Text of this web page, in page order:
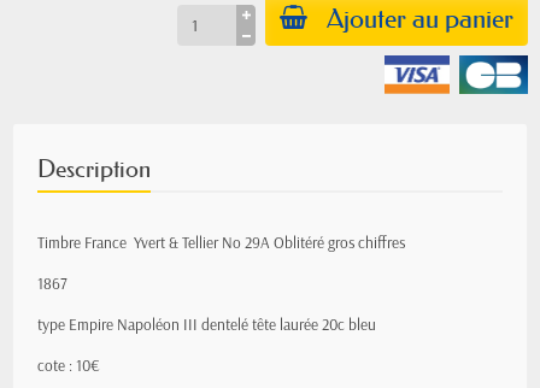
Ajouter au panier
Description
Timbre France Yvert & TellierNo 29A Oblitéré gros chiffres
1867
type Empire Napoléon III dentelé tête laurée 20c bleu
cote : 10€